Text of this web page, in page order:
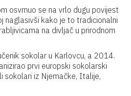
osvrnuo se na vrlo dugu povijest
naglasivši kako je to tradicionalni
na divljač u prirodnom
sokolar u Karlovcu, a 2014.
prvi europski sokolarski
sokolari iz Njemačke, Italije,